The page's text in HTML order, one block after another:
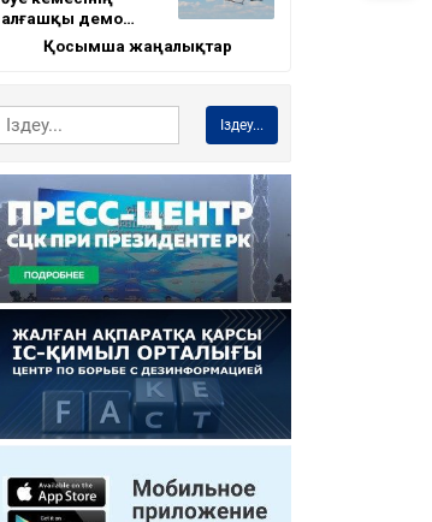
алғашқы демо…
Қосымша жаңалықтар
Іздеу...